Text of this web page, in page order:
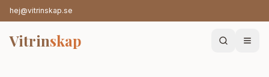
hej@vitrinskap.se
Vitrinskap